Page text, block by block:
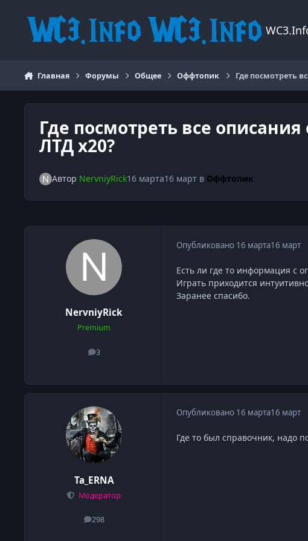
Главная Форумы Общее Оффтопик Где посмотреть
Где посмотреть все
ЛТД х20?
Автор NervniyRick16 марта16 мартв Оффтопик
NervniyRick
Premium
3
сообщения
Опубликовано 16 марта16 март
Есть ли где то информация с
Играть приходится
Заранее спасибо.
Ta_ERNA
Модератор
298
сообщения
Опубликовано 16 марта16 март
Где то был справочник, надо